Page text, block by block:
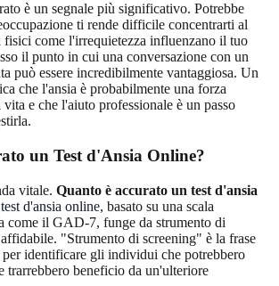
è un segnale più significativo. Potrebbe
ti rende difficile concentrarti al
come l'irrequietezza influenzano il tuo
il punto in cui una conversazione con un
può essere incredibilmente vantaggiosa. Un
che l'ansia è probabilmente una forza
e che l'aiuto professionale è un passo
un Test d'Ansia Online?
vitale. Quanto è accurato un test d'ansia
test d'ansia online, basato su una scala
come il GAD-7, funge da strumento di
"Strumento di screening" è la frase
identificare gli individui che potrebbero
trarrebbero beneficio da un'ulteriore